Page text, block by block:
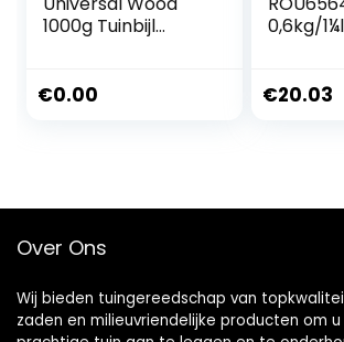
1000g Tuinbijl
€0.00
0,6kg/
€20.03
Over Ons
Wij bieden tuingereedschap van
zaden en milieuvriendelijke producten om